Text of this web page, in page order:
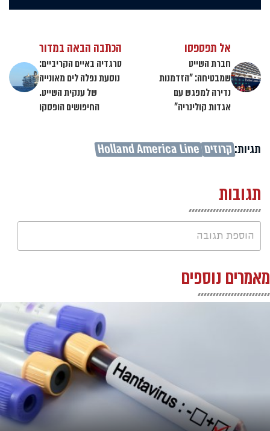
אל תפספסו
חברת השייט
שמבטיחה: "הזדמנות
נדירה למפגש עם
אגדות קולינריה"
הכתבה הבאה במדור
טרגדיה באיים הקריביים:
נוסעת נפלה לים מאונייה
של ענקית השייט.
החיפושים הופסקו
תגיות:קרוזים Holland America Line
תגובות
הוספת תגובה
מאמרים נוספים